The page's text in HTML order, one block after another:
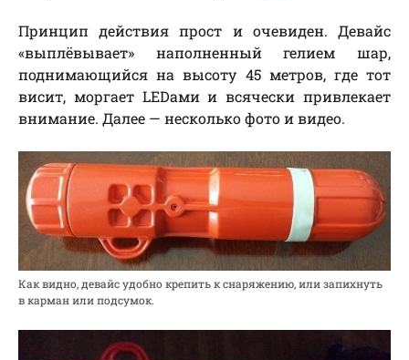
Принцип действия прост и очевиден. Девайс
«выплёвывает» наполненный гелием шар,
поднимающийся на высоту 45 метров, где тот
висит, моргает LEDами и всячески привлекает
внимание. Далее — несколько фото и видео.
Как видно, девайс удобно крепить к снаряжению, или запихнуть
в карман или подсумок.